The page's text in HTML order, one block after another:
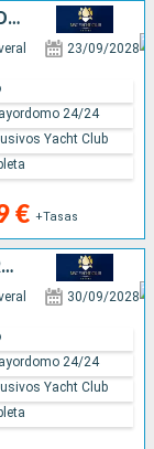
ISLAS TURCAS Y CAICOS, REPÚBLICA DOMINICANA, BAHAMAS, MÉXICO, ESTADOS UNIDOS
23/09/2028
€ +Tasas
24/24
Yacht Club
ESTADOS UNIDOS, MÉXICO, ISLAS TURCAS Y CAICOS, REPÚBLICA DOMINICANA, BAHAMAS
30/09/2028
24/24
Yacht Club